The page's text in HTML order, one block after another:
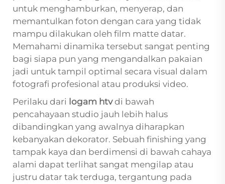
untuk menghamburkan, menyerap, dan
memantulkan foton dengan cara yang tidak
mampu dilakukan oleh film matte datar.
Memahami dinamika tersebut sangat penting
bagi siapa pun yang mengandalkan pakaian
jadi untuk tampil optimal secara visual dalam
fotografi profesional atau produksi video.
Perilaku dari logam htvdi bawah
pencahayaan studio jauh lebih halus
dibandingkan yang awalnya diharapkan
kebanyakan dekorator. Sebuah finishing yang
tampak kaya dan berdimensi di bawah cahaya
alami dapat terlihat sangat mengilap atau
justru datar tak terduga, tergantung pada